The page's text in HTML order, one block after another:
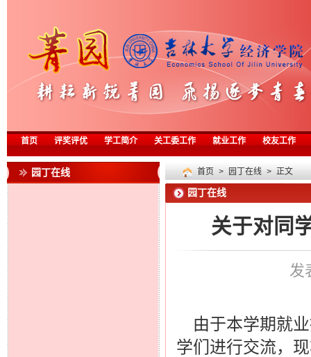
首页 评奖评优 学工简介 关工委工作 就业工作 校友工作
园丁在线 首页 > 园丁在线 > 正文
园丁在线
关于对同
发
由于本学期就业
学们进行交流，